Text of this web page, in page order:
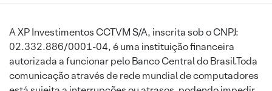
A XP Investimentos CCTVM S/A, inscrita sob o CNPJ:
02.332.886/0001-04, é uma instituição financeira
autorizada a funcionar pelo Banco Central do Brasil.Toda
comunicação através de rede mundial de computadores